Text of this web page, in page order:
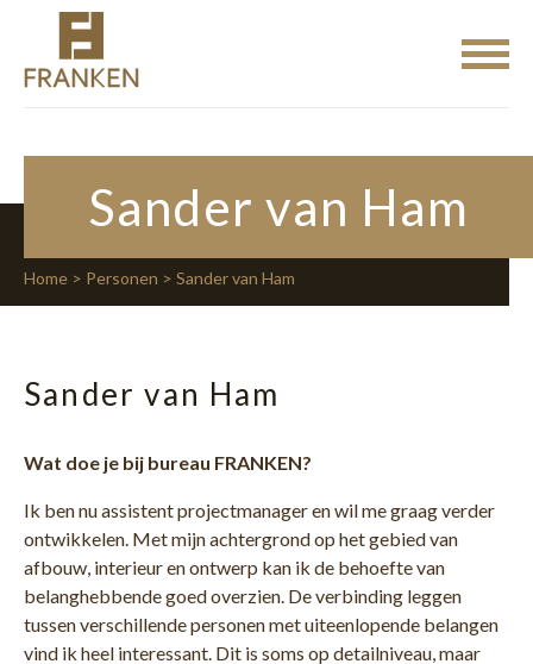
Sander van Ham
Home > Personen > Sander van Ham
Sander van Ham
Wat doe je bij bureau FRANKEN?
Ik ben nu assistent projectmanager en wil me graag verder
ontwikkelen. Met mijn achtergrond op het gebied van
afbouw, interieur en ontwerp kan ik de behoefte van
belanghebbende goed overzien. De verbinding leggen
tussen verschillende personen met uiteenlopende belangen
vind ik heel interessant. Dit is soms op detailniveau, maar